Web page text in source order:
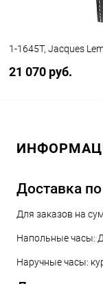
1-1645T, Jacques
21 070 руб.
В избранное
Доставка
Для заказов на
Напольные часы:
Наручные часы: